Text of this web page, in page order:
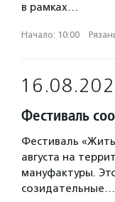
в рамках…
Начало: 10:00 ·
Фестиваль
Фестиваль
августа на
мануфактуры.
созидательные…